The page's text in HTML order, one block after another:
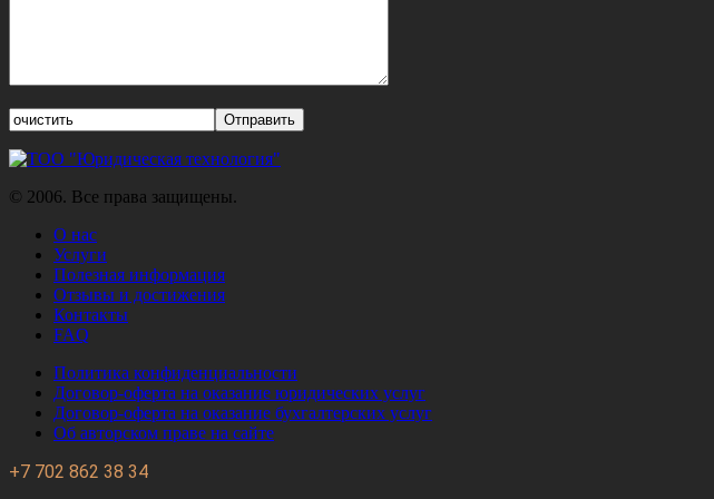
© 2006. Все права защищены.
О нас
Услуги
Полезная информация
Отзывы и достижения
Контакты
FAQ
Политика конфиденциальности
Договор-оферта на оказание юридических услуг
Договор-оферта на оказание бухгалтерских услуг
Об авторском праве на сайте
+7 702 862 38 34